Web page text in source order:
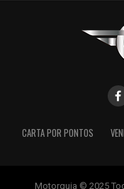
CARTA POR PONTOS
Motorguia © 2025